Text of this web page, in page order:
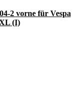
2 vorne für Vespa
(I)